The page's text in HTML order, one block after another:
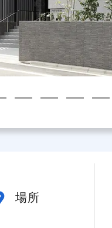
ンタビュー
場所